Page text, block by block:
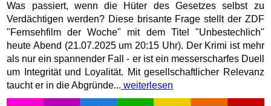
Was passiert, wenn die Hüter des Gesetzes selbst zu
Verdächtigen werden? Diese brisante Frage stellt der ZDF
"Fernsehfilm der Woche" mit dem Titel "Unbestechlich"
heute Abend (21.07.2025 um 20:15 Uhr). Der Krimi ist mehr
als nur ein spannender Fall - er ist ein messerscharfes Duell
um Integrität und Loyalität. Mit gesellschaftlicher Relevanz
taucht er in die Abgründe... weiterlesen